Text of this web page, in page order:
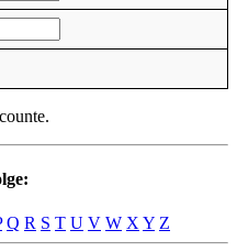
Q R S T U V W X Y Z